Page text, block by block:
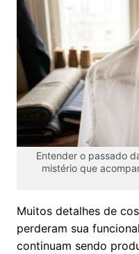
Entender o passado
mistério que
Muitos detalhes de
perderam sua
continuam sendo